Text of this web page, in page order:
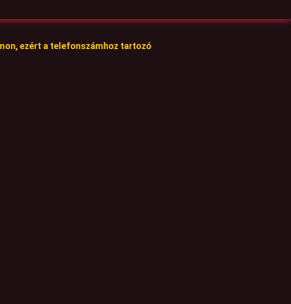
ezért a telefonszámhoz tartozó